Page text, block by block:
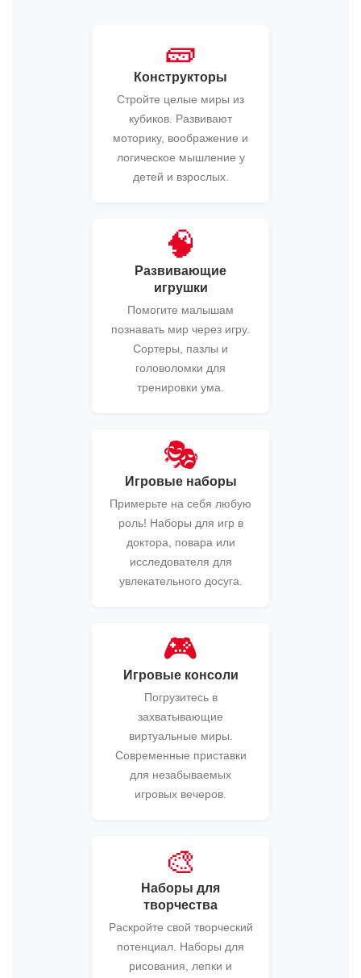
🧱
Конструкторы
Стройте целые миры из
кубиков. Развивают
моторику, воображение и
логическое мышление у
детей и взрослых.
🧠
Развивающие
игрушки
Помогите малышам
познавать мир через игру.
Сортеры, пазлы и
головоломки для
тренировки ума.
🎭
Игровые наборы
Примерьте на себя любую
роль! Наборы для игр в
доктора, повара или
исследователя для
увлекательного досуга.
🎮
Игровые консоли
Погрузитесь в
захватывающие
виртуальные миры.
Современные приставки
для незабываемых
игровых вечеров.
🎨
Наборы для
творчества
Раскройте свой творческий
потенциал. Наборы для
рисования, лепки и